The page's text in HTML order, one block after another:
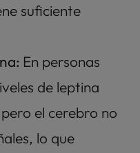
suficiente
En personas
de leptina
el cerebro no
lo que